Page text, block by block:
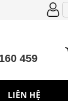
459
LIÊN HỆ